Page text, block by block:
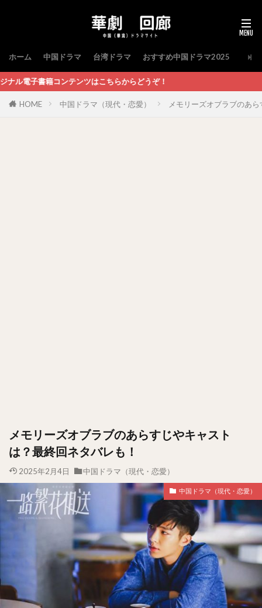
ホーム 中国ドラマ 台湾ドラマ おすすめ中国ドラマ2025
はこちらからどうぞ！
HOME 中国ドラマ（現代・恋愛） メモリーズオブラブのあ
メモリーズオブラブのあらすじやキャスト
は？最終回ネタバレも！
2025年2月4日 中国ドラマ（現代・恋愛）
中国ドラマ（現代・恋愛）